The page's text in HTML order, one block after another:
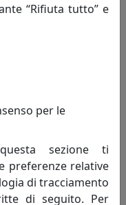
13X18, OTTAVIANI
“Rifiuta tutto” e
per le
sezione ti
preferenze relative
di tracciamento
di seguito. Per